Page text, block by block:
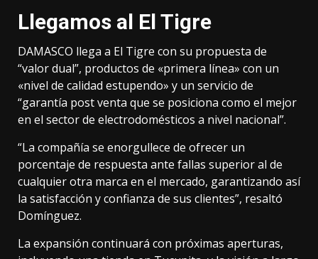
Llegamos al El Tigre
DAMASCO llega a El Tigre con su propuesta de
“valor dual”, productos de «primera línea» con un
«nivel de calidad estupendo» y un servicio de
“garantía post venta que se posiciona como el mejor
en el sector de electrodomésticos a nivel nacional”.
“La compañía se enorgullece de ofrecer un
porcentaje de respuesta ante fallas superior al de
cualquier otra marca en el mercado, garantizando así
la satisfacción y confianza de sus clientes”, resaltó
Domínguez.
La expansión continuará con próximas aperturas,